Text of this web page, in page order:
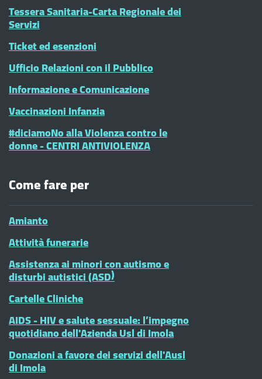
Tessera Sanitaria-Carta Regionale dei
Servizi
Ticket ed esenzioni
Ufficio Relazioni con il Pubblico
Informazione e Comunicazione
Vaccinazioni Infanzia
#diciamoNo alla Violenza contro le
donne - CENTRI ANTIVIOLENZA
Come fare per
Amianto
Attività funerarie
Assistenza ai minori con autismo e
disturbi autistici (ASD)
Cartelle Cliniche
AIDS - HIV e salute sessuale: l’impegno
quotidiano dell'Azienda Usl di Imola
Donazioni a favore dei servizi dell'Ausl
di Imola